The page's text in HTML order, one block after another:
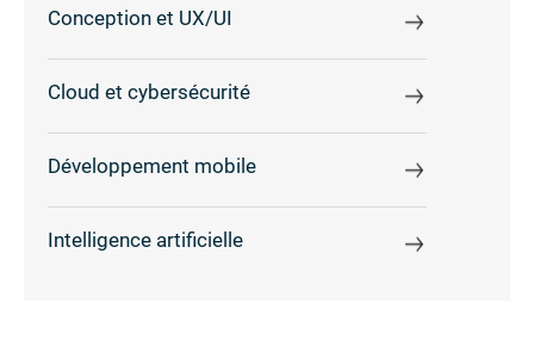
Conception et UX/UI
Cloud et cybersécurité
Développement mobile
Intelligence artificielle